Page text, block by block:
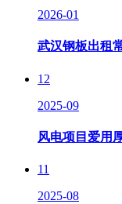
2026-01
武汉钢板出租
12
2025-09
风电项目爱用
11
2025-08